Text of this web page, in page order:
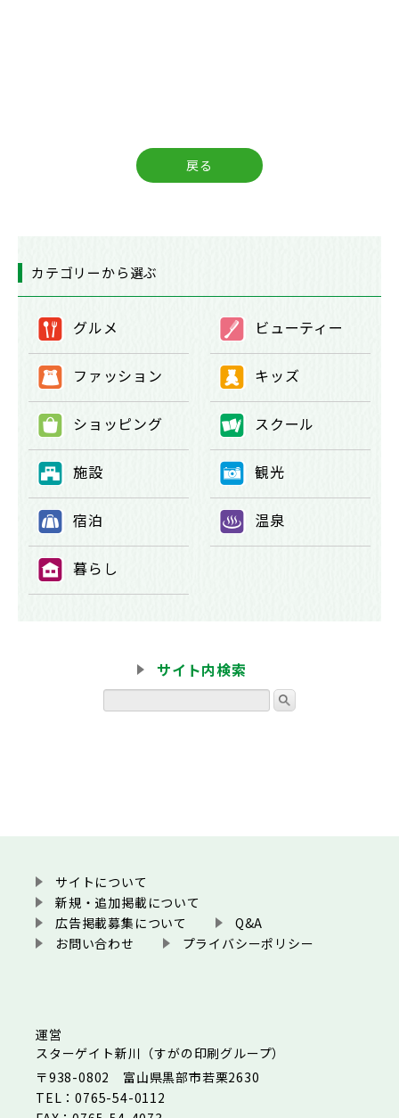
戻る
カテゴリーから選ぶ
① グルメ ② ビューティー
③ ファッション ④ キッズ
⑤ ショッピング ⑥ スクール
⑦ 施設 ⑧ 観光
⑨ 宿泊 ⑩ 温泉
⑪ 暮らし
サイト内検索
サイトについて
新規・追加掲載について
広告掲載募集について
Q&A
お問い合わせ
プライバシーポリシー
運営
スターゲイト新川（すがの印刷グループ）
〒938-0802 富山県黒部市若栗2630
TEL：0765-54-0112